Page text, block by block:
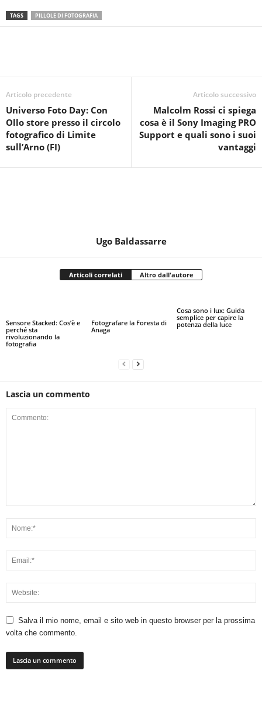
TAGS PILLOLE DI FOTOGRAFIA
Articolo precedente
Universo Foto Day: Con
Ollo store presso il circolo
fotografico di Limite
sull’Arno (FI)
Articolo successivo
Malcolm Rossi ci spiega
cosa è il Sony Imaging PRO
Support e quali sono i suoi
vantaggi
Ugo Baldassarre
Articoli correlati Altro dall'autore
Sensore Stacked: Cos’è e
perché sta
rivoluzionando la
fotografia
Fotografare la Foresta di
Anaga
Cosa sono i lux: Guida
semplice per capire la
potenza della luce
Lascia un commento
Salva il mio nome, email e sito web in questo browser per la prossima
volta che commento.